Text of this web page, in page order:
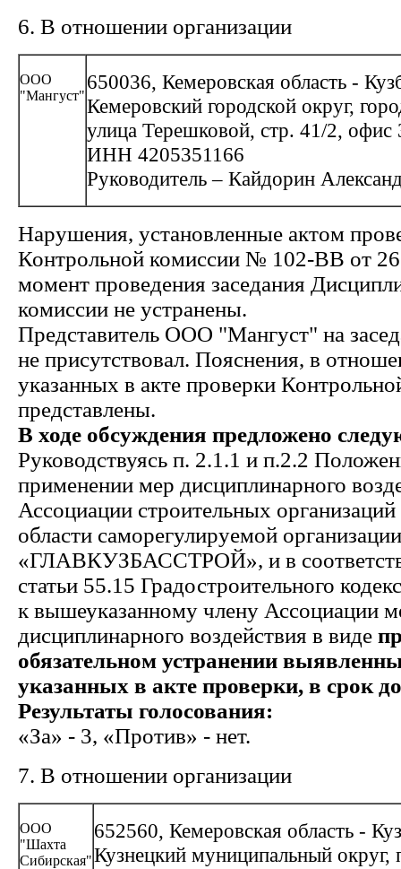
6. В отношении организации
ООО
"Мангуст"
650036, Кемеровская область -
Кемеровский городской округ,
улица Терешковой, стр. 41/2, офис
ИНН 4205351166
Руководитель – Кайдорин
Нарушения, установленные актом
Контрольной комиссии № 102-ВВ от
момент проведения заседания
комиссии не устранены.
Представитель ООО "Мангуст" на
не присутствовал. Пояснения, в
указанных в акте проверки
представлены.
В ходе обсуждения предложено
Руководствуясь п. 2.1.1 и п.2.2
применении мер дисциплинарного
Ассоциации строительных
области саморегулируемой организации
«ГЛАВКУЗБАССТРОЙ», и в
статьи 55.15 Градостроительного
к вышеуказанному члену Ассоциации
дисциплинарного воздействия в виде
обязательном устранении
указанных в акте проверки, в срок
Результаты голосования:
«За» - 3, «Против» - нет.
7. В отношении организации
ООО
"Шахта
Сибирская"
652560, Кемеровская область -
Кузнецкий муниципальный округ,